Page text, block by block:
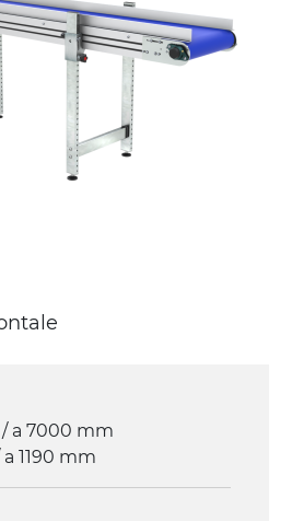
ruote pivottanti
(2+2)
opaco
in PU
3F
termica motore
a 7000 mm
1190 mm